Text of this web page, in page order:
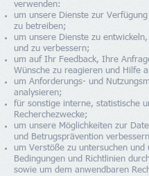
verwenden:
um unsere Dienste zur
zu betreiben;
um unsere Dienste zu
und zu verbessern;
um auf Ihr Feedback, Ihre
Wünsche zu reagieren und Hilfe
um Anforderungs- und
analysieren;
für sonstige interne, statistische
Recherchezwecke;
um unsere Möglichkeiten zur
und Betrugsprävention
um Verstöße zu untersuchen und
Bedingungen und Richtlinien
sowie um dem anwendbaren